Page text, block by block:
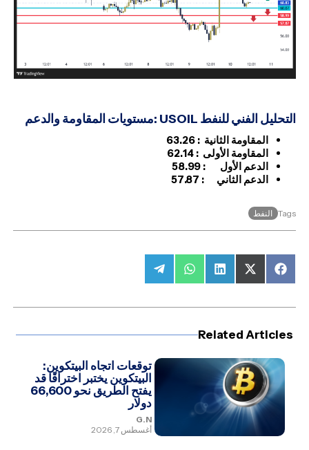
التحليل الفنيللنفط USOIL :مستويات المقاومة والدعم
المقاومة الثانية :63.26
المقاومة الأولى : 62.14
الدعم الأول : 58.99
الدعم الثاني : 57.87
Tags النفط
Share
on
Share
on
(Twitter)
Share
on
Share
on
Share
on
Related Articles
توقعات اتجاه البيتكوين:
البيتكوين يختبر اختراقًا قد
يفتح الطريق نحو 66,600
دولار
G.N
أغسطس 7, 2026